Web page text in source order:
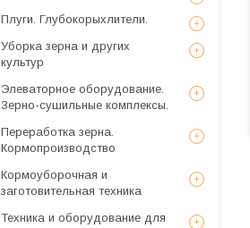
Плуги. Глубокорыхлители.
Уборка зерна и других
культур
Элеваторное оборудование.
Зерно-сушильные комплексы.
Переработка зерна.
Кормопроизводство
Кормоуборочная и
заготовительная техника
Техника и оборудование для